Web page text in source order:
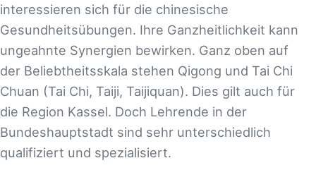
interessieren sich für die chinesische
Gesundheitsübungen. Ihre Ganzheitlichkeit kann
ungeahnte Synergien bewirken. Ganz oben auf
der Beliebtheitsskala stehen Qigong und Tai Chi
Chuan (Tai Chi, Taiji, Taijiquan). Dies gilt auch für
die Region Kassel. Doch Lehrende in der
Bundeshauptstadt sind sehr unterschiedlich
qualifiziert und spezialisiert.